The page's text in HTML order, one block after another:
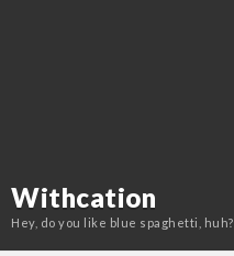
Withcation
Hey, do you like blue spaghetti, huh?